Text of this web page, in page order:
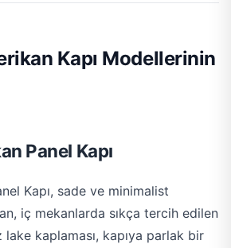
Kapı Modellerinin
Panel Kapı
Kapı, sade ve minimalist
iç mekanlarda sıkça tercih edilen
kaplaması, kapıya parlak bir